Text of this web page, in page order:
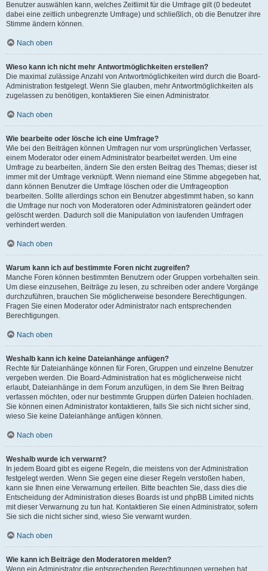
Benutzer auswählen kann, welches Zeitlimit für die Umfrage gilt (0 bedeutet
dabei eine zeitlich unbegrenzte Umfrage) und schließlich, ob die Benutzer ihre
Stimme ändern können.
Nach oben
Wieso kann ich nicht mehr Antwortmöglichkeiten erstellen?
Die maximal zulässige Anzahl von Antwortmöglichkeiten wird durch die Board-
Administration festgelegt. Wenn Sie glauben, mehr Antwortmöglichkeiten als
zugelassen zu benötigen, kontaktieren Sie einen Administrator.
Nach oben
Wie bearbeite oder lösche ich eine Umfrage?
Wie bei den Beiträgen können Umfragen nur vom ursprünglichen Verfasser,
einem Moderator oder einem Administrator bearbeitet werden. Um eine
Umfrage zu bearbeiten, ändern Sie den ersten Beitrag des Themas; dieser ist
immer mit der Umfrage verknüpft. Wenn niemand eine Stimme abgegeben hat,
dann können Benutzer die Umfrage löschen oder die Umfrageoption
bearbeiten. Sollte allerdings schon ein Benutzer abgestimmt haben, so kann
die Umfrage nur noch von Moderatoren oder Administratoren geändert oder
gelöscht werden. Dadurch soll die Manipulation von laufenden Umfragen
verhindert werden.
Nach oben
Warum kann ich auf bestimmte Foren nicht zugreifen?
Manche Foren können bestimmten Benutzern oder Gruppen vorbehalten sein.
Um diese einzusehen, Beiträge zu lesen, zu schreiben oder andere Vorgänge
durchzuführen, brauchen Sie möglicherweise besondere Berechtigungen.
Fragen Sie einen Moderator oder Administrator nach entsprechenden
Berechtigungen.
Nach oben
Weshalb kann ich keine Dateianhänge anfügen?
Rechte für Dateianhänge können für Foren, Gruppen und einzelne Benutzer
vergeben werden. Die Board-Administration hat es möglicherweise nicht
erlaubt, Dateianhänge in dem Forum anzufügen, in dem Sie Ihren Beitrag
verfassen möchten, oder nur bestimmte Gruppen dürfen Dateien hochladen.
Sie können einen Administrator kontaktieren, falls Sie sich nicht sicher sind,
wieso Sie keine Dateianhänge anfügen können.
Nach oben
Weshalb wurde ich verwarnt?
In jedem Board gibt es eigene Regeln, die meistens von der Administration
festgelegt werden. Wenn Sie gegen eine dieser Regeln verstoßen haben,
kann sie Ihnen eine Verwarnung erteilen. Bitte beachten Sie, dass dies die
Entscheidung der Administration dieses Boards ist und phpBB Limited nichts
mit dieser Verwarnung zu tun hat. Kontaktieren Sie einen Administrator, sofern
Sie sich die nicht sicher sind, wieso Sie verwarnt wurden.
Nach oben
Wie kann ich Beiträge den Moderatoren melden?
Wenn ein Administrator die entsprechenden Berechtigungen vergeben hat,